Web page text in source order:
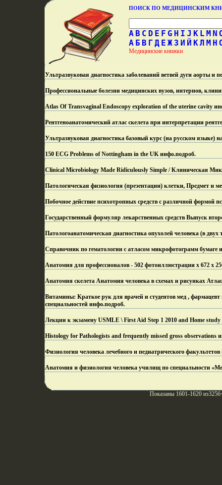
ПОИСК ПО МЕДИЦИНСКИМ
A B C D E F G H I J K L M N
А Б В Г Д Е Ж З И Й КЛ М Н
Медицинские книжки
Ультразвуковая диагностика заболеваний ветвей дуги аорты
Профессиональные болезни медицинских вузов, интернов,
Atlas Of Transvaginal Endoscopy exploration of the uterine cavity
Рентгеноанатомический атлас скелета при интерпретации
Ультразвуковая диагностика базовый курс (на русском языке)
150 ECG Problems of Nottingham in the UK инфо.подроб.
Clinical Microbiology Made Ridiculously Simple / Клиническая
Патологическая физиология (презентации) клетки, Предмет и
Побочное действие психотропных средств с различной формой
Государственный формуляр лекарственных средств Выпуск
Патологоанатомическая диагностика опухолей человека (в
Справочник по гематологии с атласом микрофотограмм бумаге
Анатомия для профессионалов - 502 фотоиллюстрации х 672 х
Анатомия скелета Анатомия человека в схемах и рисунках
Витамины: Краткое рук для врачей и студентов мед ,
специальностей инфо.подроб.
Лекции к экзамену USMLE \ First Aid Step 1 2010 and Home
Histology for Pathologists and frequently missed gross observations
Физиология человека лечебного и педиатрического
Анатомия и физиология человека училищ по специальности
Показаны 1601-1620